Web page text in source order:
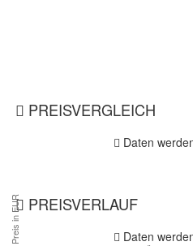
PREISVERGLEICH
Daten
PREISVERLAUF
Daten